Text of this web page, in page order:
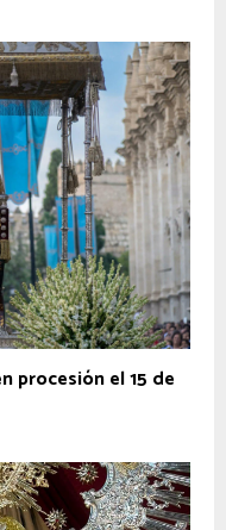
procesión el 15 de